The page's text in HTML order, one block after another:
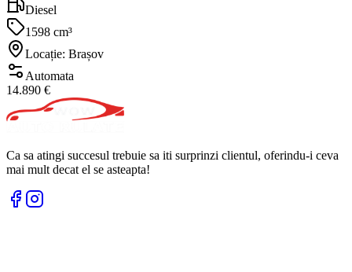
Diesel
1598 cm³
Locație: Brașov
Automata
14.890 €
Ca sa atingi succesul trebuie sa iti surprinzi clientul, oferindu-i ceva
mai mult decat el se asteapta!